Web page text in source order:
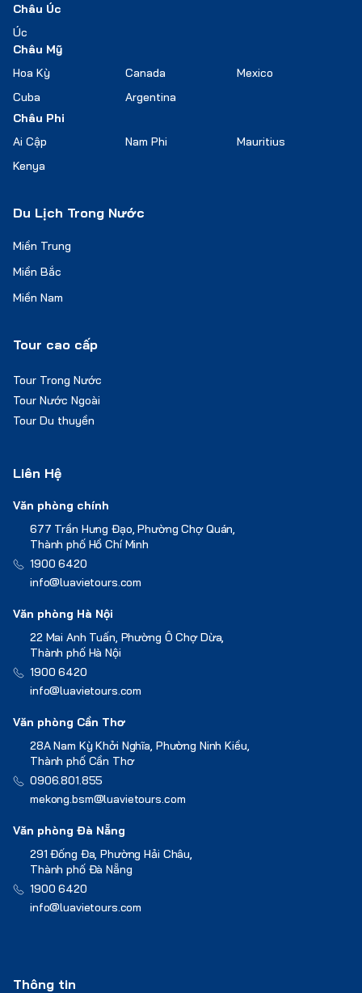
Châu Úc
Úc
Châu Mỹ
Hoa Kỳ
Canada
Mexico
Cuba
Argentina
Châu Phi
Ai Cập
Nam Phi
Mauritius
Kenya
Du Lịch Trong Nước
Miền Trung
Miền Bắc
Miền Nam
Tour cao cấp
Tour Trong Nước
Tour Nước Ngoài
Tour Du thuyền
Liên Hệ
Văn phòng chính
677 Trần Hưng Đạo, Phường Chợ Quán,
Thành phố Hồ Chí Minh
1900 6420
info@luavietours.com
Văn phòng Hà Nội
22 Mai Anh Tuấn, Phường Ô Chợ Dừa,
Thành phố Hà Nội
1900 6420
info@luavietours.com
Văn phòng Cần Thơ
28A Nam Kỳ Khởi Nghĩa, Phường Ninh Kiều,
Thành phố Cần Thơ
0906.801.855
mekong.bsm@luavietours.com
Văn phòng Đà Nẵng
291 Đống Đa, Phường Hải Châu,
Thành phố Đà Nẵng
1900 6420
info@luavietours.com
Thông tin